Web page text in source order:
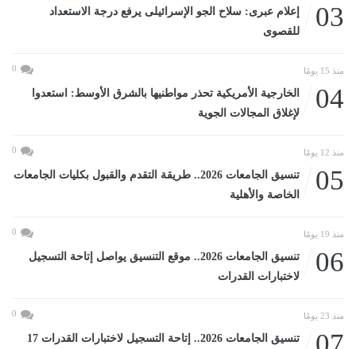
03
إعلام عبرى: سلاح الجو الإسرائيلى يرفع درجة الاستعداد
للقصوى
منذ 15 يومًا 0
04
الخارجية الأمريكية تحذر مواطنيها بالشرق الأوسط: استعدوا
لإغلاق المجالات الجوية
منذ 12 يومًا 0
05
تنسيق الجامعات 2026.. طريقة التقدم والقبول بكليات الجامعات
الخاصة والأهلية
منذ 19 يومًا 0
06
تنسيق الجامعات 2026.. موقع التنسيق يواصل إتاحة التسجيل
لاختبارات القدرات
منذ 23 يومًا 0
تنسيق الجامعات 2026.. إتاحة التسجيل لاختبارات القدرات 17